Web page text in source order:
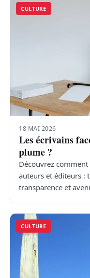
CULTURE
18 MAI 2026
Les écrivains
plume ?
Découvrez
auteurs et éditeurs :
transparence et
CULTURE